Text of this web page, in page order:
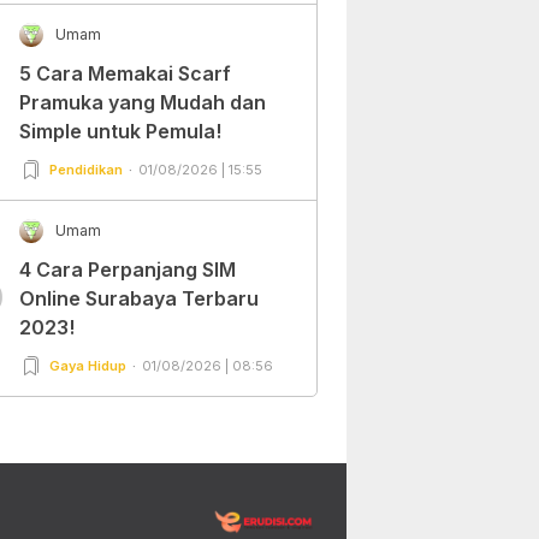
Umam
5 Cara Memakai Scarf
Pramuka yang Mudah dan
Simple untuk Pemula!
Pendidikan 01/08/2026 | 15:55
Umam
4 Cara Perpanjang SIM
Online Surabaya Terbaru
2023!
Gaya Hidup 01/08/2026 | 08:56